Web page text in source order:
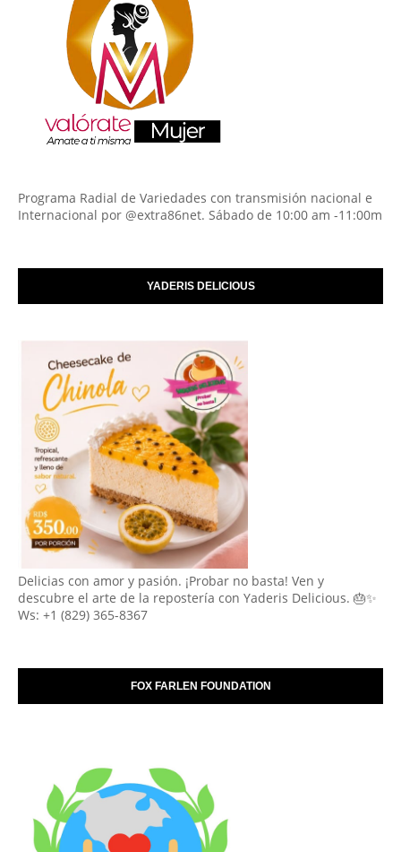
Programa Radial de Variedades con transmisión nacional e
Internacional por @extra86net. Sábado de 10:00 am -11:00m
YADERIS DELICIOUS
Delicias con amor y pasión. ¡Probar no basta! Ven y
descubre el arte de la repostería con Yaderis Delicious. 🎂✨
Ws: +1 (829) 365-8367
FOX FARLEN FOUNDATION